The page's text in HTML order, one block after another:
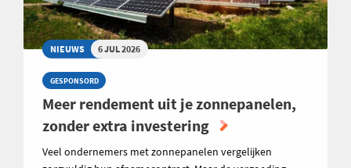
NIEUWS 6 JUL 2026
GESPONSORD
Meer rendement uit je zonnepanelen,
zonder extra investering
Veel ondernemers met zonnepanelen vergelijken